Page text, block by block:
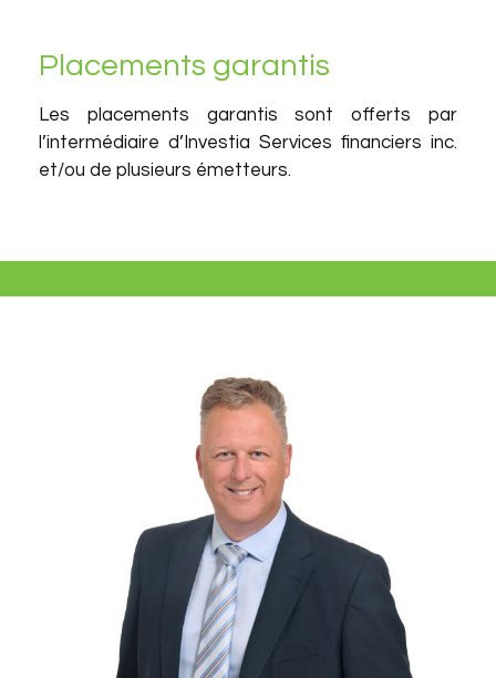
Placements garantis
Les placements garantis sont offerts par
l’intermédiaire d’Investia Services financiers inc.
et/ou de plusieurs émetteurs.